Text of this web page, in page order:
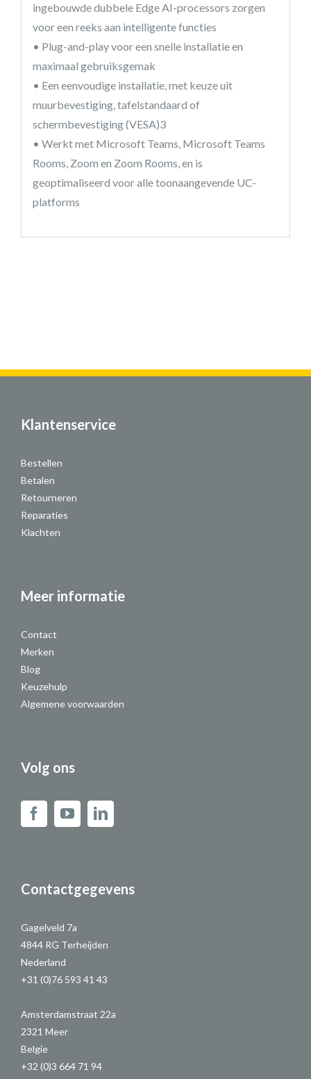
ingebouwde dubbele Edge AI-processors zorgen
voor een reeks aan intelligente functies
• Plug-and-play voor een snelle installatie en
maximaal gebruiksgemak
• Een eenvoudige installatie, met keuze uit
muurbevestiging, tafelstandaard of
schermbevestiging (VESA)3
• Werkt met Microsoft Teams, Microsoft Teams
Rooms, Zoom en Zoom Rooms, en is
geoptimaliseerd voor alle toonaangevende UC-
platforms
Klantenservice
Bestellen
Betalen
Retourneren
Reparaties
Klachten
Meer informatie
Contact
Merken
Blog
Keuzehulp
Algemene voorwaarden
Volg ons
Contactgegevens
Gagelveld 7a
4844 RG Terheijden
Nederland
+31 (0)76 593 41 43
Amsterdamstraat 22a
2321 Meer
Belgie
+32 (0)3 664 71 94